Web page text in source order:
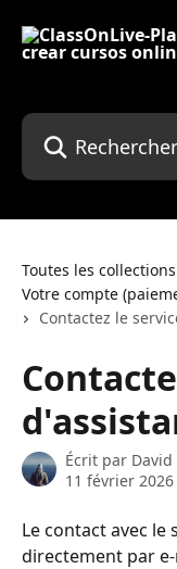
Rechercher un
Toutes les collections
Votre compte
Contactez le
Écrit par David
11 février 2026
Le contact avec
directement par